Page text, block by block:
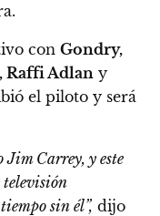
con Gondry,
Raffi Adlan y
el piloto y será
Jim Carrey, y este
televisión
sin él”, dijo